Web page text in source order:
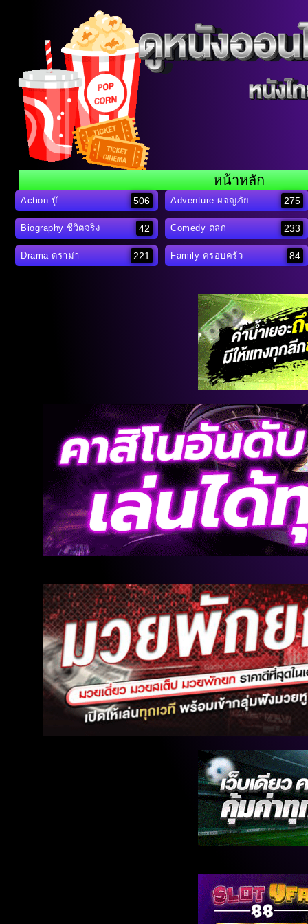
หน้าหลัก
Action บู๊ 506 Adventure ผจญภัย 275
Biography ชีวิตจริง 42 Comedy ตลก 233
Drama ดราม่า 221 Family ครอบครัว 84